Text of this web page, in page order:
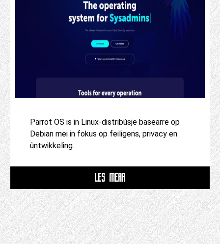
Parrot OS is in Linux-distribúsje basearre op
Debian mei in fokus op feiligens, privacy en
ûntwikkeling.
LÊS MEAR